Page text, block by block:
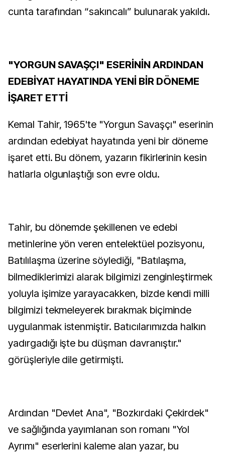
cunta tarafından “sakıncalı” bulunarak yakıldı.
"YORGUN SAVAŞÇI" ESERİNİN ARDINDAN
EDEBİYAT HAYATINDA YENİ BİR DÖNEME
İŞARET ETTİ
Kemal Tahir, 1965'te "Yorgun Savaşçı" eserinin
ardından edebiyat hayatında yeni bir döneme
işaret etti. Bu dönem, yazarın fikirlerinin kesin
hatlarla olgunlaştığı son evre oldu.
Tahir, bu dönemde şekillenen ve edebi
metinlerine yön veren entelektüel pozisyonu,
Batılılaşma üzerine söylediği, "Batılaşma,
bilmediklerimizi alarak bilgimizi zenginleştirmek
yoluyla işimize yarayacakken, bizde kendi milli
bilgimizi tekmeleyerek bırakmak biçiminde
uygulanmak istenmiştir. Batıcılarımızda halkın
yadırgadığı işte bu düşman davranıştır."
görüşleriyle dile getirmişti.
Ardından "Devlet Ana", "Bozkırdaki Çekirdek"
ve sağlığında yayımlanan son romanı "Yol
Ayrımı" eserlerini kaleme alan yazar, bu